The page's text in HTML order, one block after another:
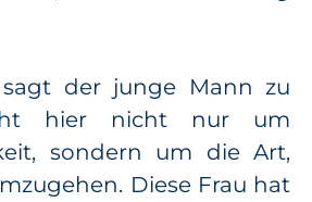
sagt der junge Mann zu
hier nicht nur um
sondern um die Art,
Diese Frau hat